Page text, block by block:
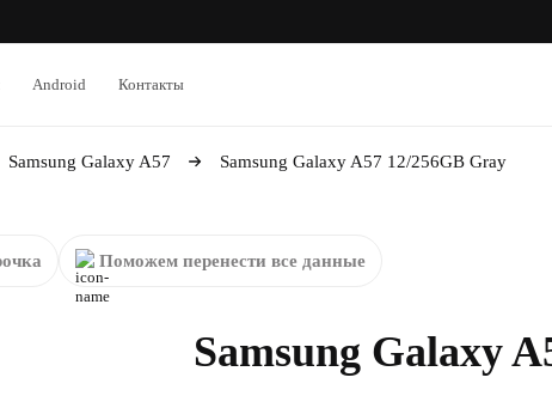
Android Контакты
Samsung Galaxy A57 Samsung Galaxy A57 12/256GB Gray
Поможем перенести все данные
Samsung Galaxy